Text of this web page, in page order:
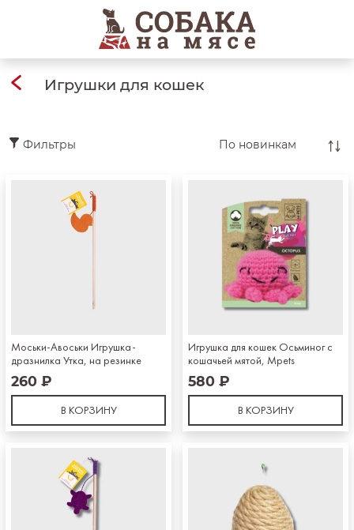
Игрушки для кошек
Фильтры
Моськи-Авоськи Игрушка-
дразнилка Утка, на резинке
260 ₽
В КОРЗИНУ
Игрушка для кошек Осьминог с
кошачьей мятой, Mpets
580 ₽
В КОРЗИНУ